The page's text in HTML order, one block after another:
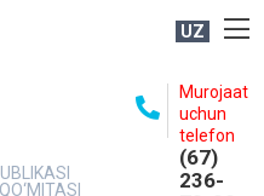
UZ
Murojaat
uchun
telefon
(67)
236-